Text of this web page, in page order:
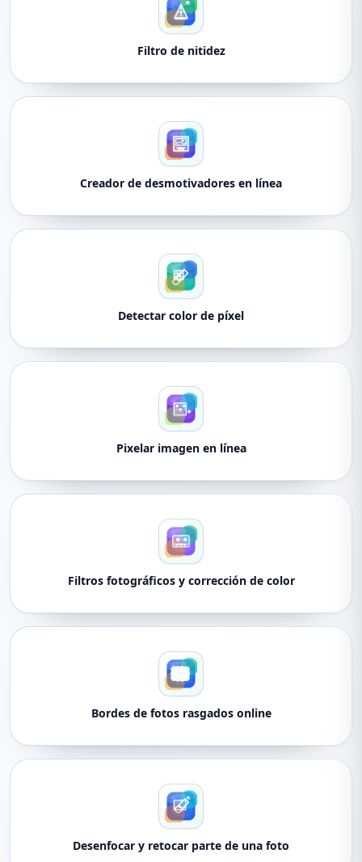
Filtro de nitidez
Creador de desmotivadores en línea
Detectar color de píxel
Pixelar imagen en línea
Filtros fotográficos y corrección de color
Bordes de fotos rasgados online
Desenfocar y retocar parte de una foto